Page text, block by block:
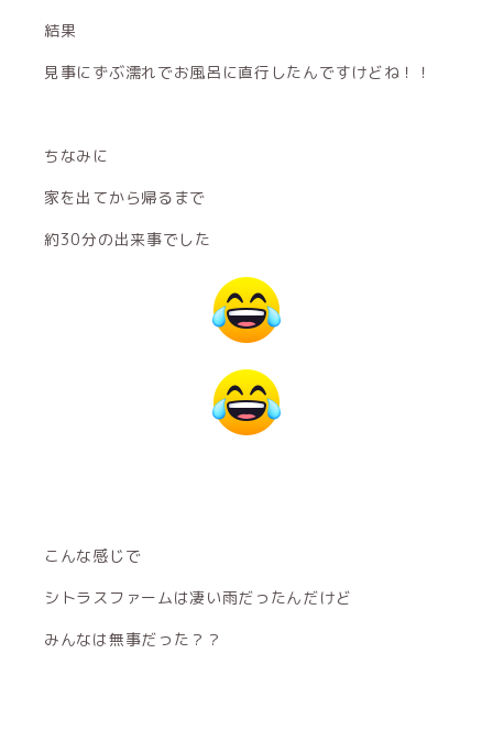
結果
見事にずぶ濡れでお風呂に直行したんですけどね！！
ちなみに
家を出てから帰るまで
約30分の出来事でした
こんな感じで
シトラスファームは凄い雨だったんだけど
みんなは無事だった？？